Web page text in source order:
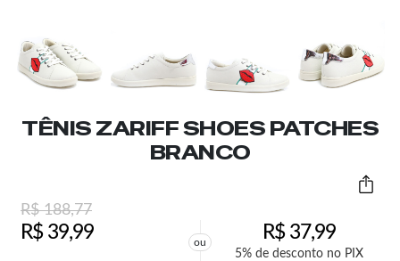
TÊNIS ZARIFF SHOES PATCHES
BRANCO
R$188,77
R$39,99 ou R$37,99
5% de desconto no PIX